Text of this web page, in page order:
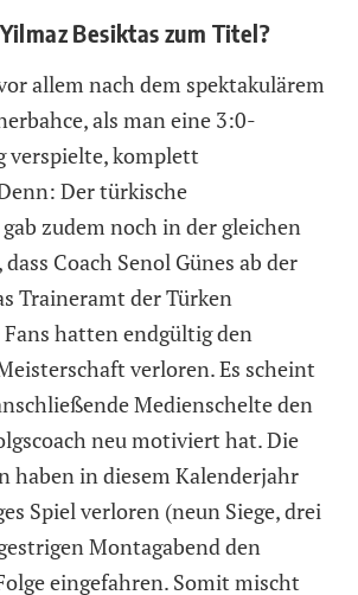
Besiktas zum Titel?
allem nach dem spektakulärem
als man eine 3:0-
verspielte, komplett
Der türkische
zudem noch in der gleichen
Coach Senol Günes ab der
Traineramt der Türken
hatten endgültig den
verloren. Es scheint
Medienschelte den
neu motiviert hat. Die
haben in diesem Kalenderjahr
Spiel verloren (neun Siege, drei
Montagabend den
eingefahren. Somit mischt